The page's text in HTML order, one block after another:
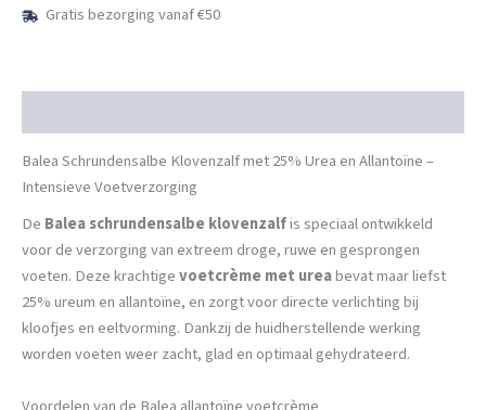
aantalGratis bezorging vanaf €50
Balea Schrundensalbe Klovenzalf met 25% Urea en Allantoïne –
Intensieve Voetverzorging
De Balea schrundensalbe klovenzalfis speciaal ontwikkeld
voor de verzorging van extreem droge, ruwe en gesprongen
voeten. Deze krachtigevoetcrème met ureabevat maar liefst
25% ureum en allantoïne, en zorgt voor directe verlichting bij
kloofjes en eeltvorming. Dankzij de huidherstellende werking
worden voeten weer zacht, glad en optimaal gehydrateerd.